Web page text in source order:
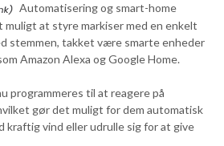
Automatisering og smart-home
at styre markiser med en enkelt
stemmen, takket være smarte enheder
Amazon Alexa og Google Home.
programmeres til at reagere på
gør det muligt for dem automatisk
kraftig vind eller udrulle sig for at give